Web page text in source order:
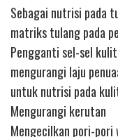
Sebagai nutrisi pada
matriks tulang pada
Pengganti sel-sel
mengurangi laju
untuk nutrisi pada
Mengurangi kerutan
Mengecilkan pori-pori